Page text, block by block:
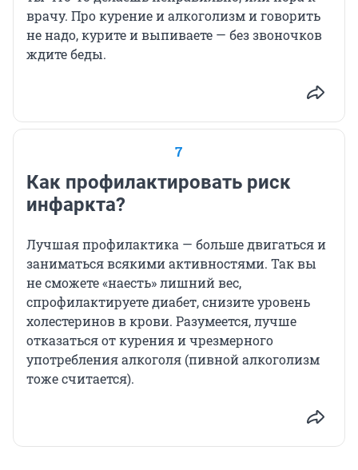
врачу. Про курение и алкоголизм и говорить
не надо, курите и выпиваете — без звоночков
ждите беды.
7
Как профилактировать риск
инфаркта?
Лучшая профилактика — больше двигаться и
заниматься всякими активностями. Так вы
не сможете «наесть» лишний вес,
спрофилактируете диабет, снизите уровень
холестеринов в крови. Разумеется, лучше
отказаться от курения и чрезмерного
употребления алкоголя (пивной алкоголизм
тоже считается).